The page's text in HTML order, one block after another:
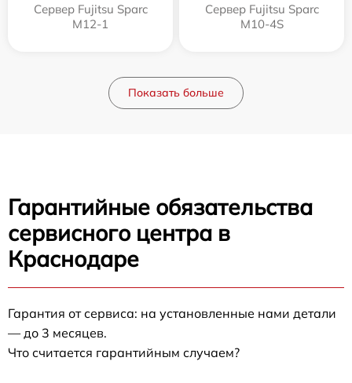
Сервер Fujitsu Sparc
M12-1
Сервер Fujitsu Sparc
M10-4S
Показать больше
Гарантийные обязательства
сервисного центра в
Краснодаре
Гарантия от сервиса: на установленные нами детали
— до 3 месяцев.
Что считается гарантийным случаем?